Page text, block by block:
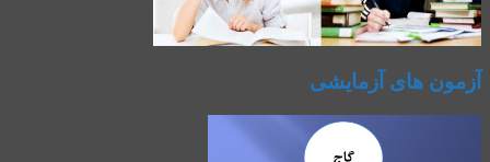
آزمون های آزمایشی